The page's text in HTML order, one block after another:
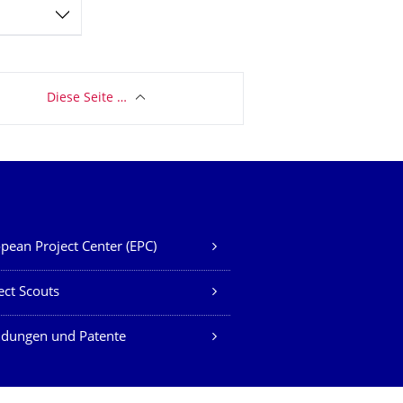
Diese Seite …
Project Center (EPC)
Scouts
und Patente